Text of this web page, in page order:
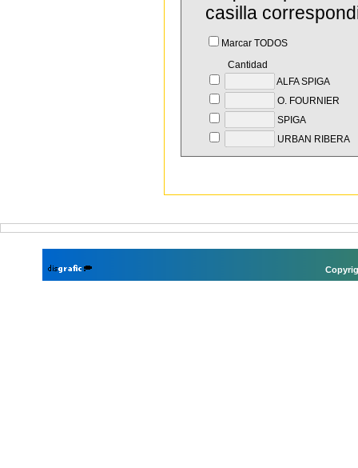
casilla
Marcar TODOS
Cantidad
ALFA SPIGA
O. FOURNIER
SPIGA
URBAN RIBERA